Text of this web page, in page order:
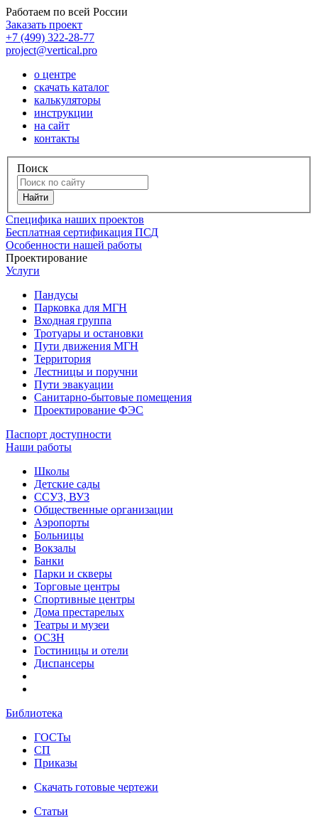
Работаем по всей России
Заказать проект
+7 (499) 322-28-77
project@vertical.pro
о центре
скачать каталог
калькуляторы
инструкции
на сайт
контакты
Поиск
Специфика наших проектов
Бесплатная сертификация ПСД
Особенности нашей работы
Проектирование
Услуги
Пандусы
Парковка для МГН
Входная группа
Тротуары и остановки
Пути движения МГН
Территория
Лестницы и поручни
Пути эвакуации
Санитарно-бытовые помещения
Проектирование ФЭС
Паспорт доступности
Наши работы
Школы
Детские сады
ССУЗ, ВУЗ
Общественные организации
Аэропорты
Больницы
Вокзалы
Банки
Парки и скверы
Торговые центры
Спортивные центры
Дома престарелых
Театры и музеи
ОСЗН
Гостиницы и отели
Диспансеры
Библиотека
ГОСТы
СП
Приказы
Скачать готовые чертежи
Статьи